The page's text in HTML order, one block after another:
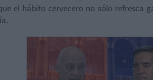
el hábito cervecero no sólo refresca